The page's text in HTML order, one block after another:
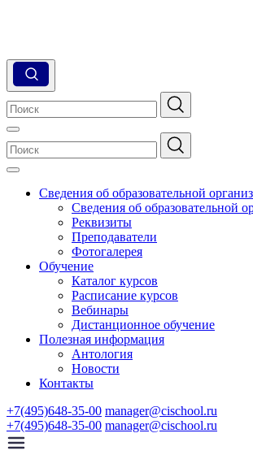
Сведения об образовательной
Сведения об образовательной
Реквизиты
Преподаватели
Фотогалерея
Обучение
Каталог курсов
Расписание курсов
Вебинары
Дистанционное обучение
Полезная информация
Антология
Новости
Контакты
+7(495)648-35-00 manager@cischool.ru
+7(495)648-35-00 manager@cischool.ru